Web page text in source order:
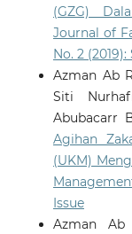
(GZG)
Journal of
No. 2
Azman Ab
Siti
Abubacarr
Agihan
(UKM)
Issue
Azman Ab